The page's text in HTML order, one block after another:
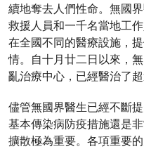
續地奪去人們性命。無國
救援人員和一千名當地工
在全國不同的醫療設施，
情。自十月廿二日以來，
亂治療中心，已經醫治了
儘管無國界醫生已經不斷
基本傳染病防疫措施還是
擴散極為重要。各項重要